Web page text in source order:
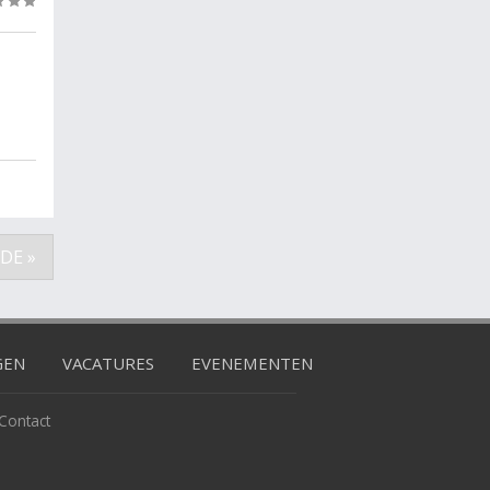
»
VACATURES EVENEMENTEN